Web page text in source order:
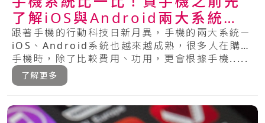
了解iOS與Android兩大系統的
特色
跟著手機的行動科技日新月異，手機的兩大系統－
iOS、Android系統也越來越成熟，很多人在購買
手機時，除了比較費用、功用，更會根據手機.....
了解更多